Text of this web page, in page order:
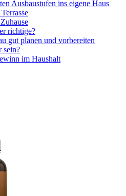
Ausbaustufen ins eigene Haus
richtige?
gut planen und vorbereiten
sein?
im Haushalt